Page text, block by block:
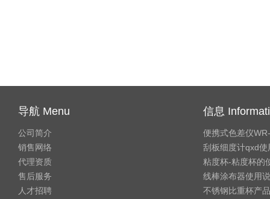
导航 Menu
公司简介
销售网络
代理资质
售后服务
人才招聘
信息
便携式色差仪
刮板细度计qxd使
粘度杯-粘度杯的
线棒涂布器使用
不锈钢比重杯产